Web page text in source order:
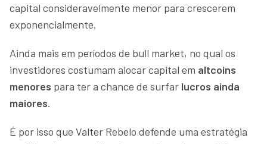
capital consideravelmente menor para crescerem
exponencialmente.
Ainda mais em períodos de bull market, no qual os
investidores costumam alocar capital em altcoins
menores para ter a chance de surfar lucros ainda
maiores.
É por isso que Valter Rebelo defende uma estratégia